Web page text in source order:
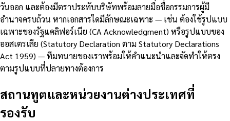
วันออก และต้องมีตราประทับบริษัทพร้อมลายมือชื่อกรรมการผู้มี
อำนาจครบถ้วน หากเอกสารใดมีลักษณะเฉพาะ — เช่น ต้องใช้รูปแบบ
เฉพาะของรัฐแคลิฟอร์เนีย (CA Acknowledgment) หรือรูปแบบของ
ออสเตรเลีย (Statutory Declaration ตาม Statutory Declarations
Act 1959) — ทีมทนายของเราพร้อมให้คำแนะนำและจัดทำให้ตรง
ตามรูปแบบที่ปลายทางต้องการ
สถานทูตและหน่วยงานต่างประเทศที่
รองรับ